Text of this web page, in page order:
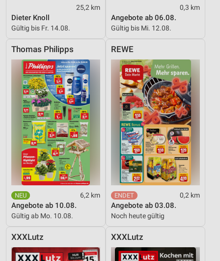
25,2 km
Dieter Knoll
Gültig bis Fr. 14.08.
0,3 km
Angebote ab 06.08.
Gültig bis Mi. 12.08.
Thomas Philipps
6,2 km
Angebote ab 10.08.
Gültig ab Mo. 10.08.
REWE
0,2 km
Angebote ab 03.08.
Noch heute gültig
XXXLutz XXXLutz